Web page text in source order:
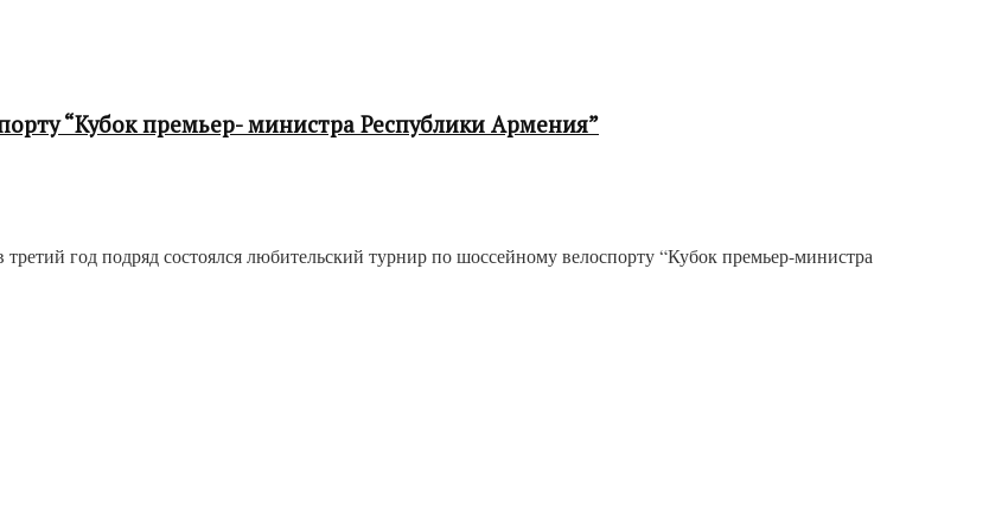
“Кубок премьер- министра Республики Армения”
год подряд состоялся любительский турнир по шоссейному велоспорту “Кубок премьер-министра